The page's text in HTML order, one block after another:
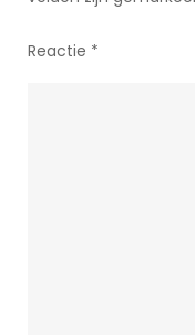
Reactie *